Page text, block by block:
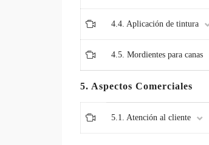
4.4. Aplicación de tintura
4.5. Mordientes para canas
5. Aspectos Comerciales
5.1. Atención al cliente